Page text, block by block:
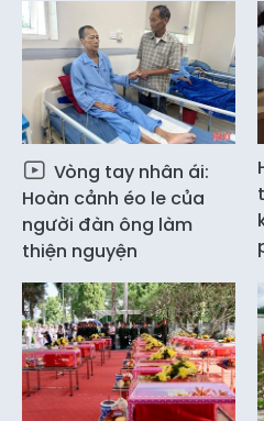
Vòng tay nhân ái:
Hoàn cảnh éo le của
người đàn ông làm
thiện nguyện